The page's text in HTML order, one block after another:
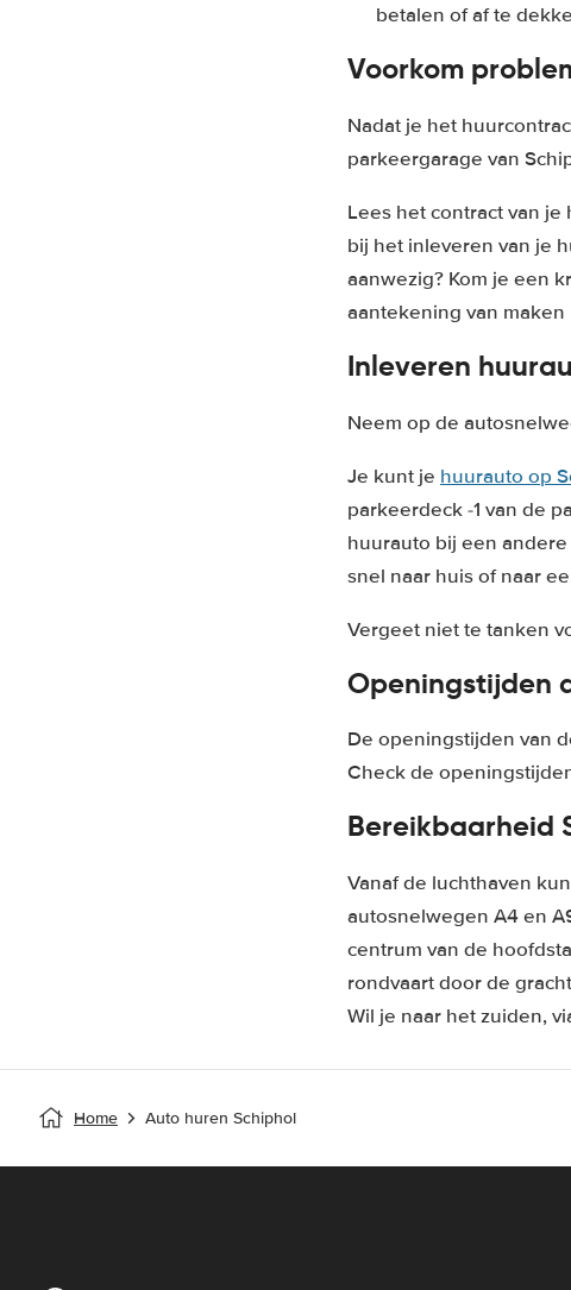
betalen of af te
Voorkom
Nadat je het
parkeergarage van
Lees het contract van
bij het inleveren van je
aanwezig? Kom je een
aantekening van
Inleveren
Neem op de
Je kunt je huurauto op
parkeerdeck -1 van de
huurauto bij een
snel naar huis of naar
Vergeet niet te tanken
Openingstijden
De openingstijden van
Check de
Bereikbaarheid
Vanaf de luchthaven
autosnelwegen A4 en
centrum van de
rondvaart door de
Wil je naar het zuiden,
Home Auto huren Schiphol